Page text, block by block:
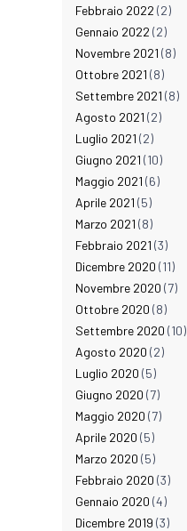
Febbraio 2022 (2)
Gennaio 2022 (2)
Novembre 2021 (8)
Ottobre 2021 (8)
Settembre 2021 (8)
Agosto 2021 (2)
Luglio 2021 (2)
Giugno 2021 (10)
Maggio 2021 (6)
Aprile 2021 (5)
Marzo 2021 (8)
Febbraio 2021 (3)
Dicembre 2020 (11)
Novembre 2020 (7)
Ottobre 2020 (8)
Settembre 2020 (10)
Agosto 2020 (2)
Luglio 2020 (5)
Giugno 2020 (7)
Maggio 2020 (7)
Aprile 2020 (5)
Marzo 2020 (5)
Febbraio 2020 (3)
Gennaio 2020 (4)
Dicembre 2019 (3)